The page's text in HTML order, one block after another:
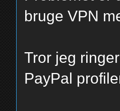
bruge VPN
Tror jeg
PayPal